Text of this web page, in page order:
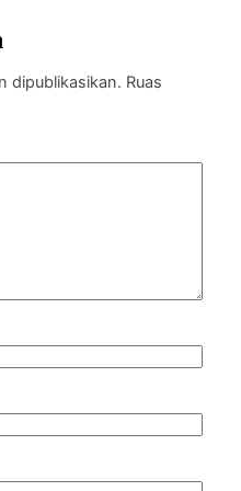
dipublikasikan. Ruas